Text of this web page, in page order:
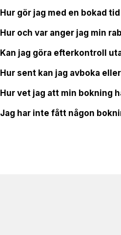
Hur gör jag med en bokad
Hur och var anger jag min
Kan jag göra efterkontroll
Hur sent kan jag avboka
Hur vet jag att min bokning
Jag har inte fått någon